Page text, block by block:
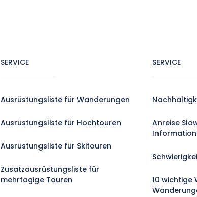
SERVICE
Ausrüstungsliste für Wanderungen
Ausrüstungsliste für Hochtouren
Ausrüstungsliste für Skitouren
Zusatzausrüstungsliste für
mehrtägige Touren
SERVICE
Anreise
10 wichtige